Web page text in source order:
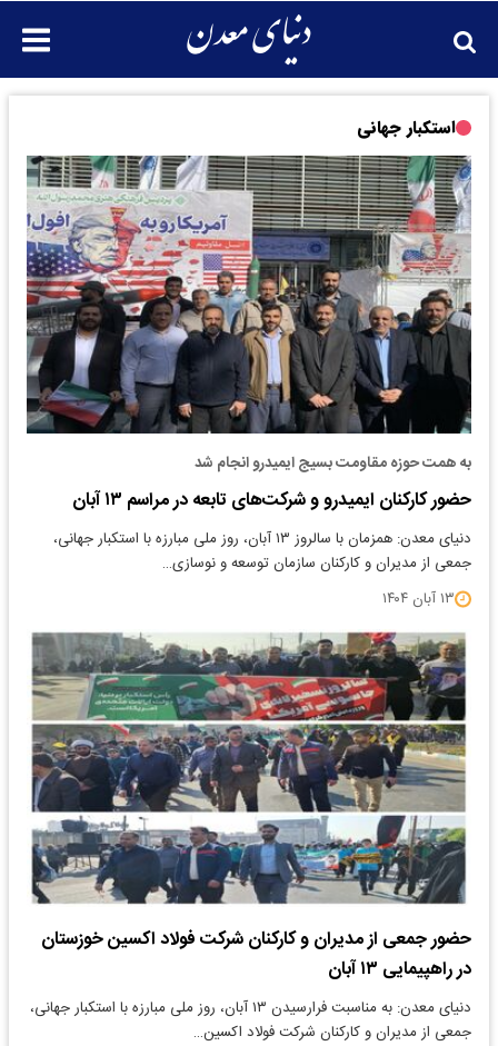
استکبار جهانی
به همت حوزه مقاومت بسیج ایمیدرو انجام شد
حضور کارکنان ایمیدرو و شرکت‌های تابعه در مراسم ۱۳ آبان
دنیای معدن: همزمان با سالروز ۱۳ آبان، روز ملی مبارزه با استکبار جهانی،
جمعی از مدیران و کارکنان سازمان توسعه و نوسازی…
۱۳ آبان ۱۴۰۴
حضور جمعی از مدیران و کارکنان شرکت فولاد اکسین خوزستان
در راهپیمایی ۱۳ آبان
دنیای معدن: به مناسبت فرارسیدن ۱۳ آبان، روز ملی مبارزه با استکبار جهانی،
جمعی از مدیران و کارکنان شرکت فولاد اکسین…